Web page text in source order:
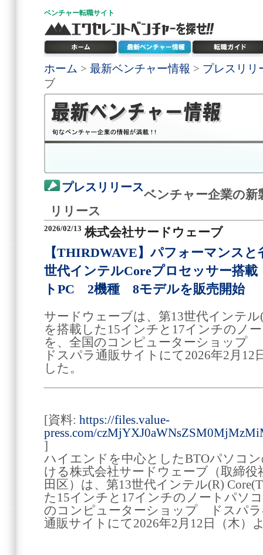
ベンチャー転職サイト
ホーム > 最新ベンチャー情報 > プレスリリ
ブ
プレスリリース
ベンチャー企業の新
リリース
2026/02/13 株式会社サードウェーブ
【THIRDWAVE】パフォーマンス
世代インテルCoreプロセッサー搭
トPC 2機種 8モデルを販売開始
サードウェーブは、第13世代インテ
を搭載した15インチと17インチのノ
を、全国のコンピューターショップ
ドスパラ通販サイトにて2026年2月12
した。
[資料: https://files.value-
press.com/
]
ハイエンドを中心としたBTOパソコ
ける株式会社サードウェーブ（取締
田区）は、第13世代インテル(R)
た15インチと17インチのノートパソ
のコンピューターショップ ドスパラ
通販サイトにて2026年2月12日（木）